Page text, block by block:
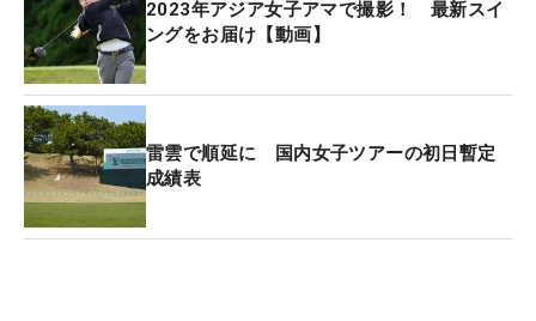
来たと思う」とポジティブに捉えている。
首位とは大きく差が開いたが、残り3日間ある。
「迷わず打つことが重要。とにかく楽しむことを忘
れないように、4日間プレーできるように頑張りた
いです」と気負いすぎず、まずは上位に浮上しての
決勝ラウンド進出を図る。
2023年アジア女子アマで撮影！ 最新スイ
ングをお届け【動画】
雷雲で順延に 国内女子ツアーの初日暫定
成績表